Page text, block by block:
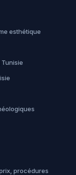
esthétique
procédures